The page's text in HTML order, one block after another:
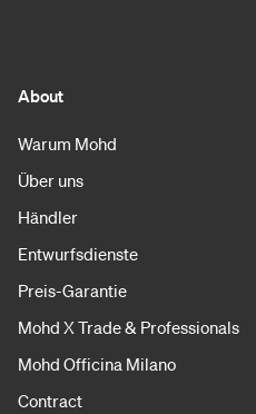
About
Warum Mohd
Über uns
Händler
Entwurfsdienste
Preis-Garantie
Mohd X Trade & Professionals
Mohd Officina Milano
Contract